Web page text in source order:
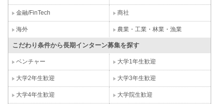
金融/FinTech 商社
海外 農業・工業・林業・漁業
こだわり条件から長期インターン募集を探す
ベンチャー 大学1年生歓迎
大学2年生歓迎 大学3年生歓迎
大学4年生歓迎 大学院生歓迎